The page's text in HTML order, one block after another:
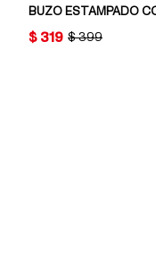
ORIGINAL PRICE:
$ 399
PRICE:
$ 319